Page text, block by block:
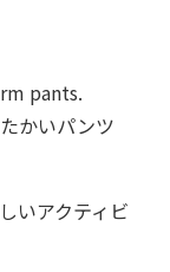
pants.
かいパンツ
いアクティビ